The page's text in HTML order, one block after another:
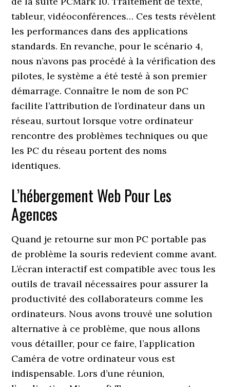
tableur, vidéoconférences… Ces tests révèlent
les performances dans des applications
standards. En revanche, pour le scénario 4,
nous n’avons pas procédé à la vérification des
pilotes, le système a été testé à son premier
démarrage. Connaître le nom de son PC
facilite l’attribution de l’ordinateur dans un
réseau, surtout lorsque votre ordinateur
rencontre des problèmes techniques ou que
les PC du réseau portent des noms
identiques.
L’hébergement Web Pour Les
Agences
Quand je retourne sur mon PC portable pas
de problème la souris redevient comme avant.
L’écran interactif est compatible avec tous les
outils de travail nécessaires pour assurer la
productivité des collaborateurs comme les
ordinateurs. Nous avons trouvé une solution
alternative à ce problème, que nous allons
vous détailler, pour ce faire, l’application
Caméra de votre ordinateur vous est
indispensable. Lors d’une réunion,